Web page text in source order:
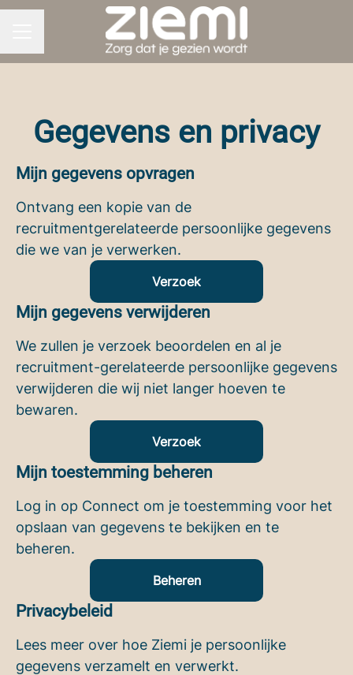
Gegevens en privacy
Mijn gegevens opvragen
Ontvang een kopie van de
recruitmentgerelateerde persoonlijke gegevens
die we van je verwerken.
Verzoek
Mijn gegevens verwijderen
We zullen je verzoek beoordelen en al je
recruitment-gerelateerde persoonlijke gegevens
verwijderen die wij niet langer hoeven te
bewaren.
Verzoek
Mijn toestemming beheren
Log in op Connect om je toestemming voor het
opslaan van gegevens te bekijken en te
beheren.
Beheren
Privacybeleid
Lees meer over hoe Ziemi je persoonlijke
gegevens verzamelt en verwerkt.